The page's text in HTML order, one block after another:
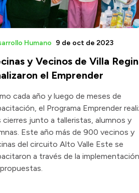
y Vecinos de Villa
el Emprender
Humano 9 de oct de 2023
cada año y luego de meses de
el Programa Emprender
cierres junto a talleristas, alumnos y
Este año más de 900 vecinos y
del circuito Alto Valle Este se
a través de la